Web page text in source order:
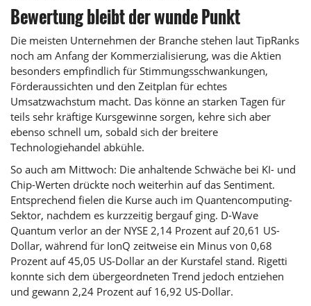
Bewertung bleibt der wunde Punkt
Die meisten Unternehmen der Branche stehen laut TipRanks
noch am Anfang der Kommerzialisierung, was die Aktien
besonders empfindlich für Stimmungsschwankungen,
Förderaussichten und den Zeitplan für echtes
Umsatzwachstum macht. Das könne an starken Tagen für
teils sehr kräftige Kursgewinne sorgen, kehre sich aber
ebenso schnell um, sobald sich der breitere
Technologiehandel abkühle.
So auch am Mittwoch: Die anhaltende Schwäche bei KI- und
Chip-Werten drückte noch weiterhin auf das Sentiment.
Entsprechend fielen die Kurse auch im Quantencomputing-
Sektor, nachdem es kurzzeitig bergauf ging. D-Wave
Quantum verlor an der NYSE 2,14 Prozent auf 20,61 US-
Dollar, während für IonQ zeitweise ein Minus von 0,68
Prozent auf 45,05 US-Dollar an der Kurstafel stand. Rigetti
konnte sich dem übergeordneten Trend jedoch entziehen
und gewann 2,24 Prozent auf 16,92 US-Dollar.